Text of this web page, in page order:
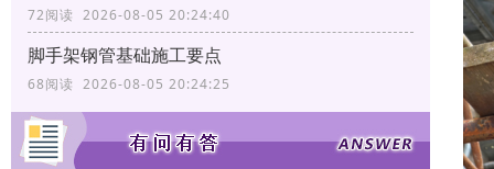
72阅读 2026-08-05 20:24:40
脚手架钢管基础施工要点
68阅读 2026-08-05 20:24:25